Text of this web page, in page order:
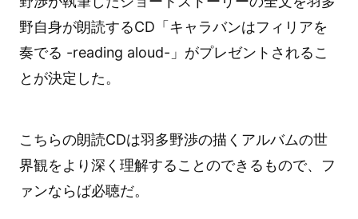
野自身が朗読するCD「キャラバンはフィリアを
奏でる -reading aloud-」がプレゼントされるこ
とが決定した。
こちらの朗読CDは羽多野渉の描くアルバムの世
界観をより深く理解することのできるもので、フ
ァンならば必聴だ。